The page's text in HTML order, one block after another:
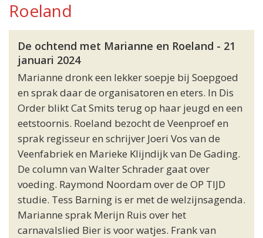
Roeland
De ochtend met Marianne en Roeland - 21
januari 2024
Marianne dronk een lekker soepje bij Soepgoed
en sprak daar de organisatoren en eters. In Dis
Order blikt Cat Smits terug op haar jeugd en een
eetstoornis. Roeland bezocht de Veenproef en
sprak regisseur en schrijver Joeri Vos van de
Veenfabriek en Marieke Klijndijk van De Gading.
De column van Walter Schrader gaat over
voeding. Raymond Noordam over de OP TIJD
studie. Tess Barning is er met de welzijnsagenda.
Marianne sprak Merijn Ruis over het
carnavalslied Bier is voor watjes. Frank van